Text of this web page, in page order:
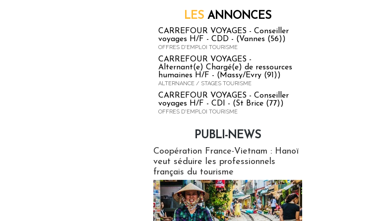
LES ANNONCES
CARREFOUR VOYAGES - Conseiller
voyages H/F - CDD - (Vannes (56))
OFFRES D'EMPLOI TOURISME
CARREFOUR VOYAGES -
Alternant(e) Chargé(e) de ressources
humaines H/F - (Massy/Evry (91))
ALTERNANCE / STAGES TOURISME
CARREFOUR VOYAGES - Conseiller
voyages H/F - CDI - (St Brice (77))
OFFRES D'EMPLOI TOURISME
PUBLI-NEWS
Coopération France-Vietnam : Hanoï
veut séduire les professionnels
français du tourisme